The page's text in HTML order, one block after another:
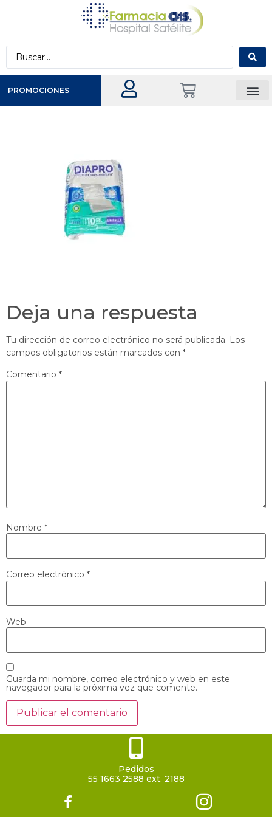
PROMOCIONES
Deja una respuesta
Tu dirección de correo electrónico no será publicada. Los
campos obligatorios están marcados con *
Comentario *
Nombre *
Correo electrónico *
Web
Guarda mi nombre, correo electrónico y web en este
navegador para la próxima vez que comente.
Pedidos
55 1663 2588 ext. 2188